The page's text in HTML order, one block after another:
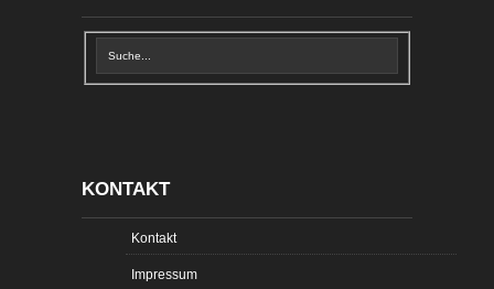
KONTAKT
Kontakt
Impressum